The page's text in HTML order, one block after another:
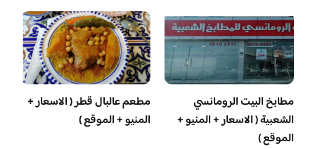
مطابخ البيت الرومانسي
الشعبية ( الاسعار + المنيو +
الموقع )
مطعم عالبال قطر ( الاسعار +
المنيو + الموقع )